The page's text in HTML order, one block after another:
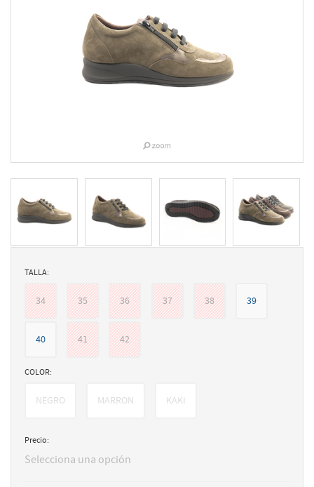
TALLA:
34 35 36 37 38 39
40 41 42
COLOR:
NEGRO MARRON KAKI
Precio:
Selecciona una opción